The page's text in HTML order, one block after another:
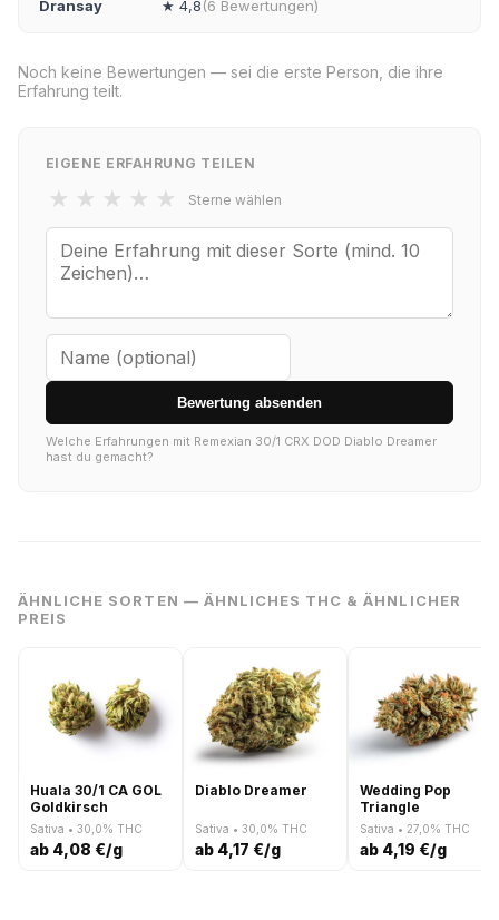
Dransay ★ 4,8(6 Bewertungen)
Noch keine Bewertungen — sei die erste Person, die ihre
Erfahrung teilt.
EIGENE ERFAHRUNG TEILEN
★ ★ ★ ★ ★ Sterne wählen
Bewertung absenden
Welche Erfahrungen mit Remexian 30/1 CRX DOD Diablo Dreamer
hast du gemacht?
ÄHNLICHE SORTEN — ÄHNLICHES THC & ÄHNLICHER
PREIS
Huala 30/1 CA GOL
Goldkirsch
Sativa • 30,0% THC
ab 4,08 €/g
Diablo Dreamer
Sativa • 30,0% THC
ab 4,17 €/g
Wedding Pop
Triangle
Sativa • 27,0% THC
ab 4,19 €/g